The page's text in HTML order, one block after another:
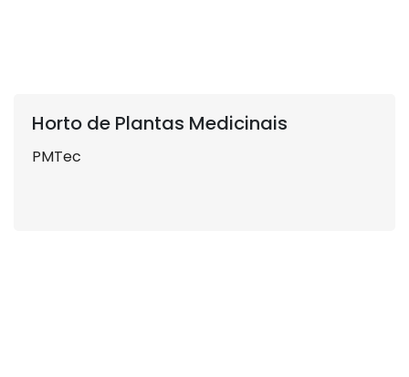
Horto de Plantas Medicinais
PMTec